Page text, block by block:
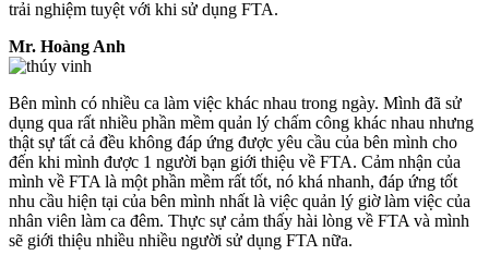
trải nghiệm tuyệt với khi sử dụng FTA.
Mr. Hoàng Anh
Bên mình có nhiều ca làm việc khác nhau trong ngày. Mình đã sử
dụng qua rất nhiều phần mềm quản lý chấm công khác nhau nhưng
thật sự tất cả đều không đáp ứng được yêu cầu của bên mình cho
đến khi mình được 1 người bạn giới thiệu về FTA. Cảm nhận của
mình về FTA là một phần mềm rất tốt, nó khá nhanh, đáp ứng tốt
nhu cầu hiện tại của bên mình nhất là việc quản lý giờ làm việc của
nhân viên làm ca đêm. Thực sự cảm thấy hài lòng về FTA và mình
sẽ giới thiệu nhiều nhiều người sử dụng FTA nữa.